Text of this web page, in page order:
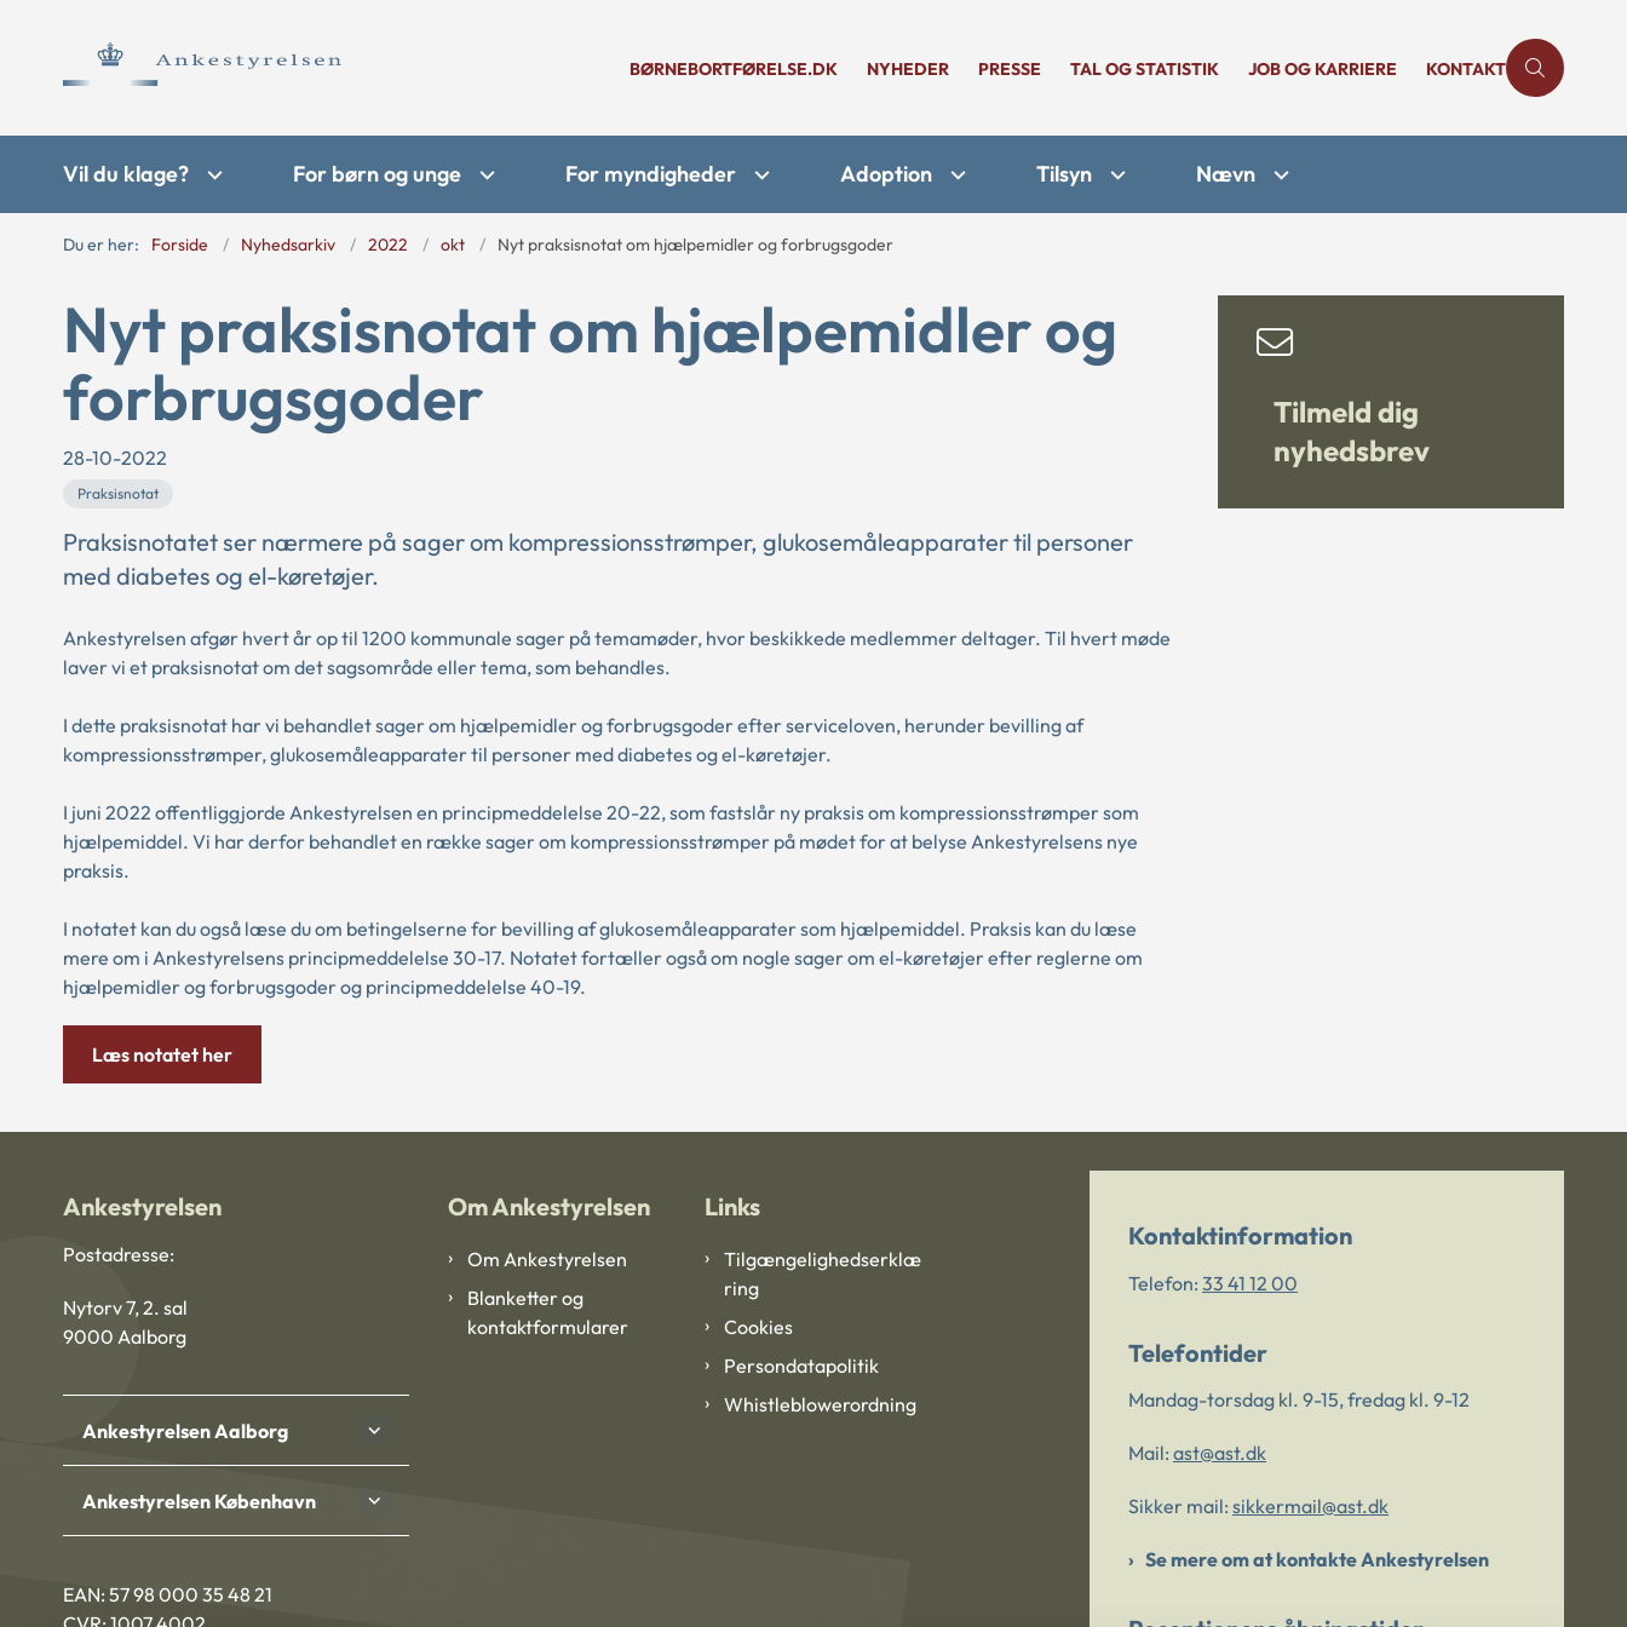
BØRNEBORTFØRELSE.DK NYHEDER PRESSE TAL OG STATISTIK JOB OG KARRIERE KONTAKT
Vil du klage? For børn og unge For myndigheder Adoption Tilsyn Nævn
Du er her: Forside Nyhedsarkiv 2022 okt Nyt praksisnotat om hjælpemidler og forbrugsgoder
Nyt praksisnotat om hjælpemidler og
forbrugsgoder
28-10-2022
Praksisnotat
Praksisnotatet ser nærmere på sager om kompressionsstrømper, glukosemåleapparater til personer
med diabetes og el-køretøjer.
Ankestyrelsen afgør hvert år op til 1200 kommunale sager på temamøder, hvor beskikkede medlemmer deltager. Til hvert møde
laver vi et praksisnotat om det sagsområde eller tema, som behandles.
I dette praksisnotat har vi behandlet sager om hjælpemidler og forbrugsgoder efter serviceloven, herunder bevilling af
kompressionsstrømper, glukosemåleapparater til personer med diabetes og el-køretøjer.
I juni 2022 offentliggjorde Ankestyrelsen en principmeddelelse 20-22, som fastslår ny praksis om kompressionsstrømper som
hjælpemiddel. Vi har derfor behandlet en række sager om kompressionsstrømper på mødet for at belyse Ankestyrelsens nye
praksis.
I notatet kan du også læse du om betingelserne for bevilling af glukosemåleapparater som hjælpemiddel. Praksis kan du læse
mere om i Ankestyrelsens principmeddelelse 30-17. Notatet fortæller også om nogle sager om el-køretøjer efter reglerne om
hjælpemidler og forbrugsgoder og principmeddelelse 40-19.
Læs notatet her
Tilmeld dig
nyhedsbrev
Ankestyrelsen
Postadresse:
Nytorv 7, 2. sal
9000 Aalborg
Ankestyrelsen Aalborg
Ankestyrelsen København
EAN: 57 98 000 35 48 21
Om Ankestyrelsen
Om Ankestyrelsen
Blanketter og
kontaktformularer
Links
Tilgængelighedserklæ
ring
Cookies
Persondatapolitik
Whistleblowerordning
Kontaktinformation
Telefon: 33 41 12 00
Telefontider
Mandag-torsdag kl. 9-15, fredag kl. 9-12
Mail: ast@ast.dk
Sikker mail: sikkermail@ast.dk
Se mere om at kontakte Ankestyrelsen